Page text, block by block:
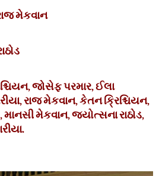
મેકવાન
જોસેફ પરમાર, ઈલા
રાજ મેકવાન, કેતન ક્રિશ્ચિયન,
માનસી મેકવાન, જ્યોત્સના રાઠોડ,